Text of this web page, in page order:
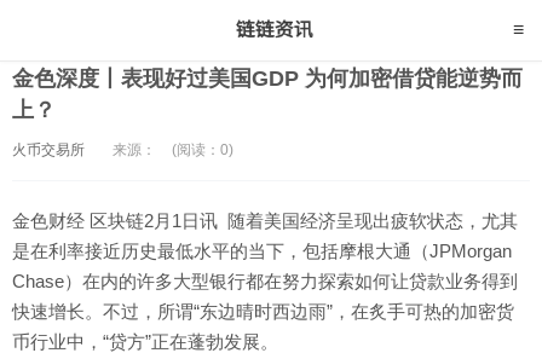
金色深度丨表现好过美国GDP 为何加密借贷能逆势而
上？
火币交易所 来源： (阅读：0)
金色财经 区块链2月1日讯 随着美国经济呈现出疲软状态，尤其
是在利率接近历史最低水平的当下，包括摩根大通（JPMorgan
Chase）在内的许多大型银行都在努力探索如何让贷款业务得到
快速增长。不过，所谓“东边晴时西边雨”，在炙手可热的加密货
币行业中，“贷方”正在蓬勃发展。